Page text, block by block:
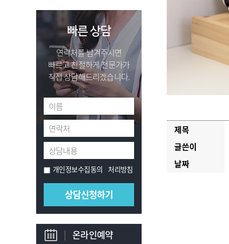
빠른 상담
연락처를 남겨주시면
빠르고 친절하게 전문가가
직접 상담해드리겠습니다.
개인정보수집동의 처리방침
온라인예약
제목
글쓴이
날짜